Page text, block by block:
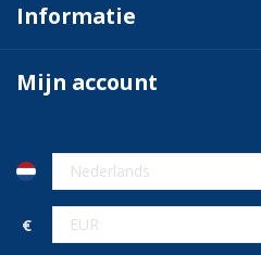
Informatie
Mijn account
€